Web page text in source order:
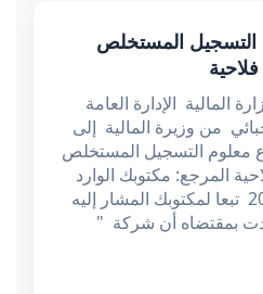
المستخلص
المالية الإدارة العامة
من وزيرة المالية إلى
معلوم التسجيل المستخلص
المرجع: مكتوبك الوارد
علينا بتاريخ 16 أوت 2021 تبعا لمكتوبك المشار إليه
بمقتضاه أن شركة "